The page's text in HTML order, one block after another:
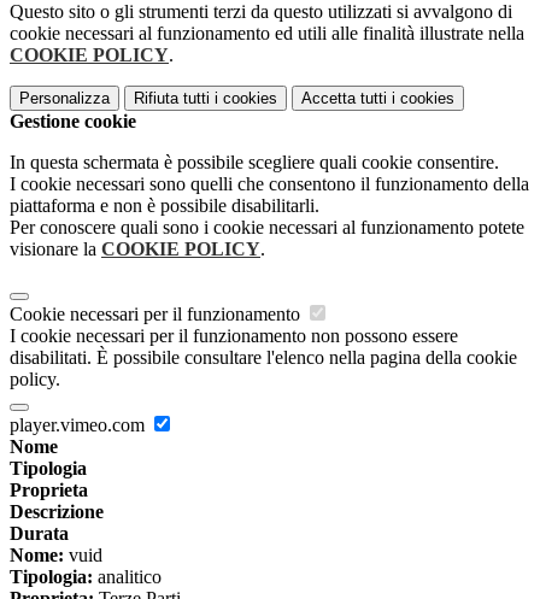
Questo sito o gli strumenti terzi da questo utilizzati si avvalgono di
cookie necessari al funzionamento ed utili alle finalità illustrate nella
COOKIE POLICY.
Personalizza Rifiuta tutti i cookies Accetta tutti i cookies
Gestione cookie
In questa schermata è possibile scegliere quali cookie consentire.
I cookie necessari sono quelli che consentono il funzionamento della
piattaforma e non è possibile disabilitarli.
Per conoscere quali sono i cookie necessari al funzionamento potete
visionare la COOKIE POLICY.
Cookie necessari per il funzionamento
I cookie necessari per il funzionamento non possono essere
disabilitati. È possibile consultare l'elenco nella pagina della cookie
policy.
player.vimeo.com
Nome
Tipologia
Proprieta
Descrizione
Durata
Nome: vuid
Tipologia: analitico